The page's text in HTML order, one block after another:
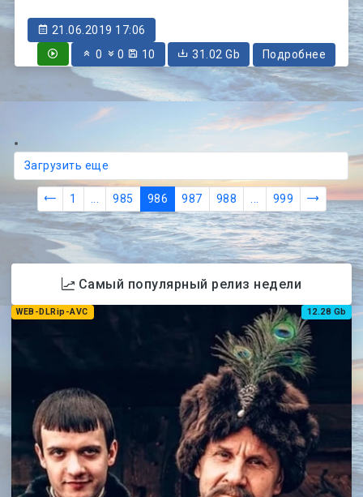
21.06.2019 17:06
0
0 10 31.02 Gb Подробнее
Загрузить еще
1 ... 985 986 987 988 ... 999
Самый популярный релиз недели
WEB-DLRip-AVC 12.28 Gb